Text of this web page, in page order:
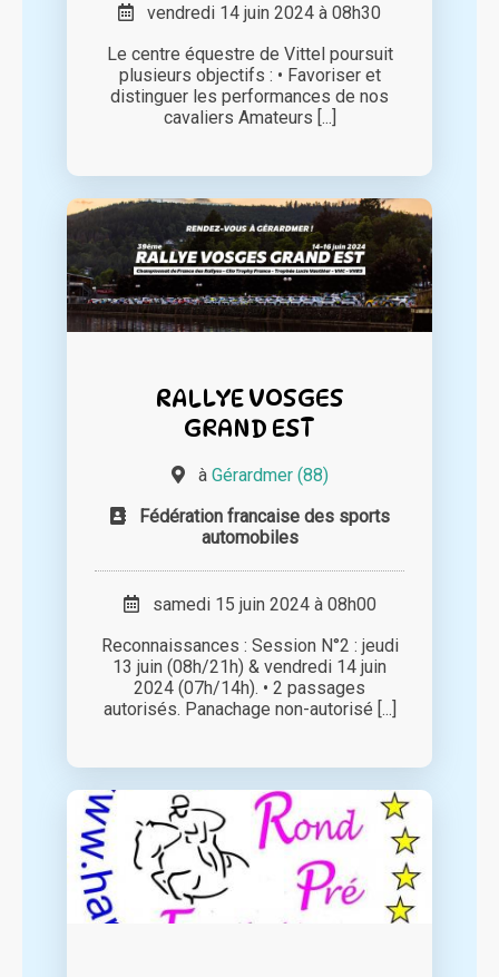
vendredi 14 juin 2024 à 08h30
Le centre équestre de Vittel poursuit
plusieurs objectifs : • Favoriser et
distinguer les performances de nos
cavaliers Amateurs [...]
RALLYE VOSGES
GRAND EST
à Gérardmer (88)
Fédération francaise des sports
automobiles
samedi 15 juin 2024 à 08h00
Reconnaissances : Session N°2 : jeudi
13 juin (08h/21h) & vendredi 14 juin
2024 (07h/14h). • 2 passages
autorisés. Panachage non-autorisé [...]